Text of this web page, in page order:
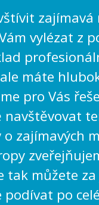
zajímavá
vylézat z
máte
pro Vás
navštěvovat
o zajímavých
tak můžete
podívat po